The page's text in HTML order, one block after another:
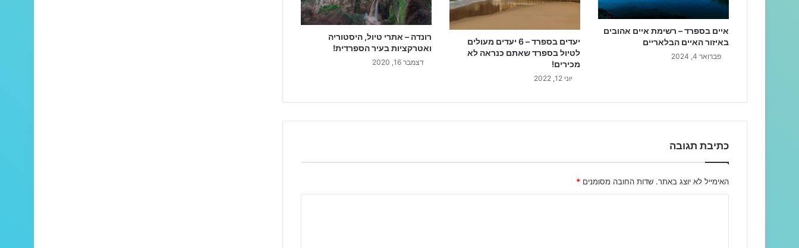
איים בספרד – רשימת איים אהובים
באיזור האיים הבלאריים
פברואר 4, 2024
יעדים בספרד – 6 יעדים מעולים
לטיול בספרד שאתם כנראה לא
מכירים!
יוני 12, 2022
רונדה – אתרי טיול, היסטוריה
ואטרקציות בעיר הספרדית!
דצמבר 16, 2020
כתיבת תגובה
האימייל לא יוצג באתר. שדות החובה מסומנים *